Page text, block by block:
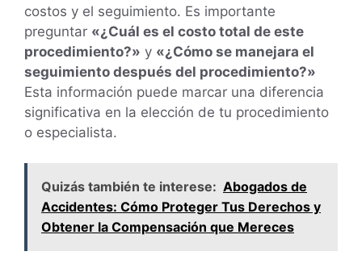
costos y el seguimiento. Es importante
preguntar «¿Cuál es el costo total de este
procedimiento?» y «¿Cómo se manejara el
seguimiento después del procedimiento?»
Esta información puede marcar una diferencia
significativa en la elección de tu procedimiento
o especialista.
Quizás también te interese: Abogados de
Accidentes: Cómo Proteger Tus Derechos y
Obtener la Compensación que Mereces